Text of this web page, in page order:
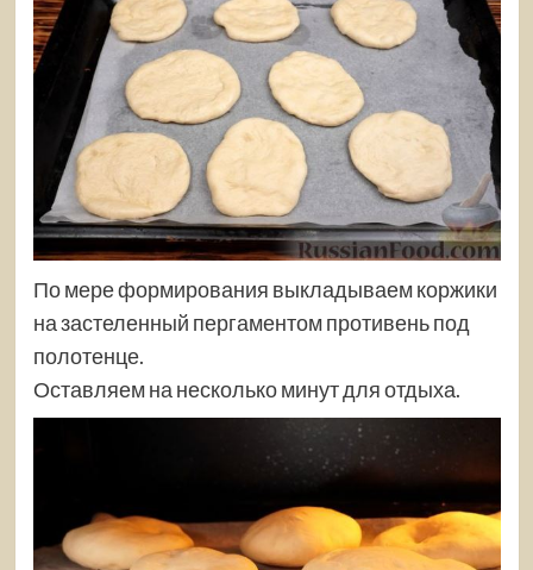
По мере формирования выкладываем коржики
на застеленный пергаментом противень под
полотенце.
Оставляем на несколько минут для отдыха.